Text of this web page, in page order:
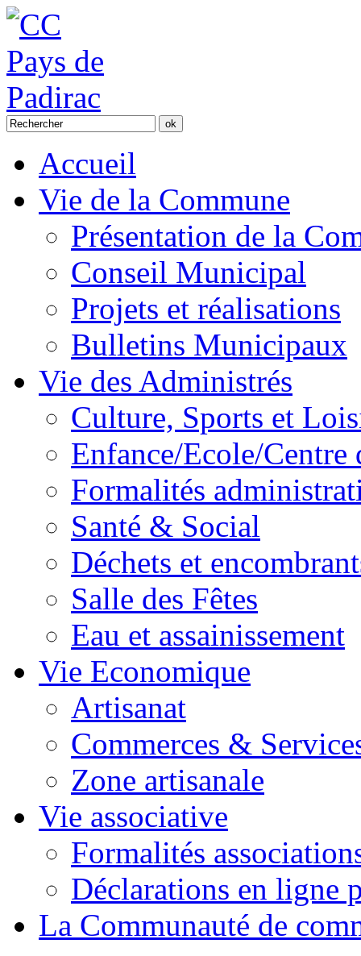
Accueil
Vie de la Commune
Présentation de la
Conseil Municipal
Projets et réalisations
Bulletins Municipaux
Vie des Administrés
Culture, Sports et
Enfance/Ecole/Centre
Formalités
Santé & Social
Déchets et
Salle des Fêtes
Eau et assainissement
Vie Economique
Artisanat
Commerces &
Zone artisanale
Vie associative
Formalités
Déclarations en ligne
La Communauté de